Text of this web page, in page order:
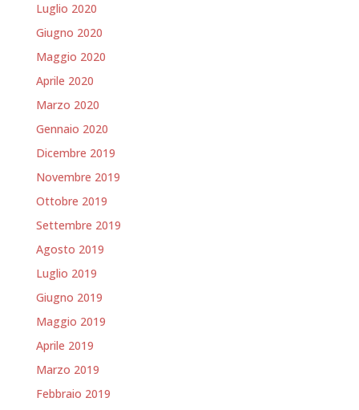
Luglio 2020
Giugno 2020
Maggio 2020
Aprile 2020
Marzo 2020
Gennaio 2020
Dicembre 2019
Novembre 2019
Ottobre 2019
Settembre 2019
Agosto 2019
Luglio 2019
Giugno 2019
Maggio 2019
Aprile 2019
Marzo 2019
Febbraio 2019